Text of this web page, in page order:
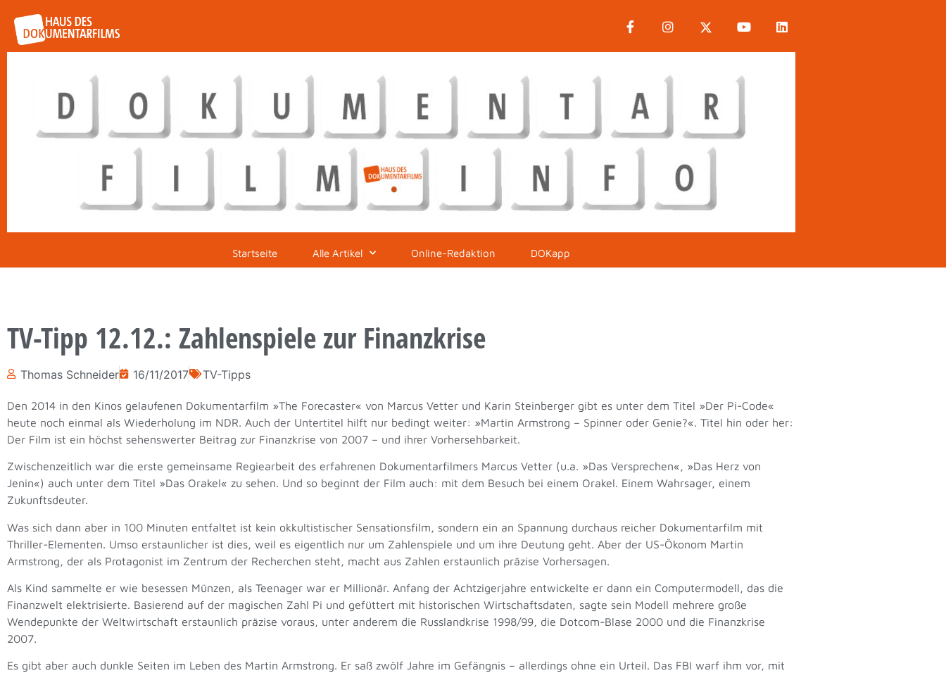
Startseite Alle Artikel Online-Redaktion DOKapp
TV-Tipp 12.12.: Zahlenspiele zur Finanzkrise
Thomas Schneider 16/11/2017 TV-Tipps
Den 2014 in den Kinos gelaufenen Dokumentarfilm »The Forecaster« von Marcus Vetter und Karin Steinberger gibt es unter dem Titel »Der Pi-Code«
heute noch einmal als Wiederholung im NDR. Auch der Untertitel hilft nur bedingt weiter: »Martin Armstrong – Spinner oder Genie?«. Titel hin oder her:
Der Film ist ein höchst sehenswerter Beitrag zur Finanzkrise von 2007 – und ihrer Vorhersehbarkeit.
Zwischenzeitlich war die erste gemeinsame Regiearbeit des erfahrenen Dokumentarfilmers Marcus Vetter (u.a. »Das Versprechen«, »Das Herz von
Jenin«) auch unter dem Titel »Das Orakel« zu sehen. Und so beginnt der Film auch: mit dem Besuch bei einem Orakel. Einem Wahrsager, einem
Zukunftsdeuter.
Was sich dann aber in 100 Minuten entfaltet ist kein okkultistischer Sensationsfilm, sondern ein an Spannung durchaus reicher Dokumentarfilm mit
Thriller-Elementen. Umso erstaunlicher ist dies, weil es eigentlich nur um Zahlenspiele und um ihre Deutung geht. Aber der US-Ökonom Martin
Armstrong, der als Protagonist im Zentrum der Recherchen steht, macht aus Zahlen erstaunlich präzise Vorhersagen.
Als Kind sammelte er wie besessen Münzen, als Teenager war er Millionär. Anfang der Achtzigerjahre entwickelte er dann ein Computermodell, das die
Finanzwelt elektrisierte. Basierend auf der magischen Zahl Pi und gefüttert mit historischen Wirtschaftsdaten, sagte sein Modell mehrere große
Wendepunkte der Weltwirtschaft erstaunlich präzise voraus, unter anderem die Russlandkrise 1998/99, die Dotcom-Blase 2000 und die Finanzkrise
2007.
Es gibt aber auch dunkle Seiten im Leben des Martin Armstrong. Er saß zwölf Jahre im Gefängnis – allerdings ohne ein Urteil. Das FBI warf ihm vor, mit